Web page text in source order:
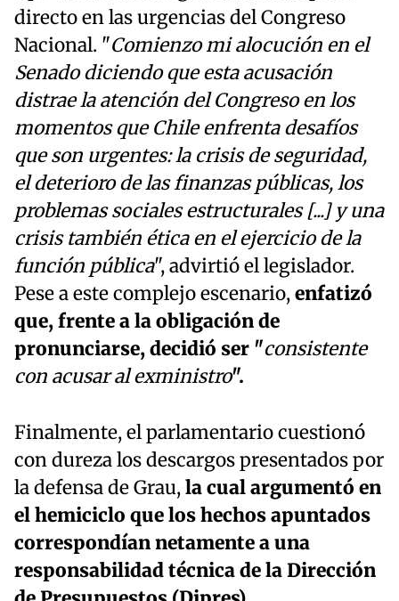
directo en las urgencias del Congreso
Nacional. "Comienzo mi alocución en el
Senado diciendo que esta acusación
distrae la atención del Congreso en los
momentos que Chile enfrenta desafíos
que son urgentes: la crisis de seguridad,
el deterioro de las finanzas públicas, los
problemas sociales estructurales [...] y una
crisis también ética en el ejercicio de la
función pública", advirtió el legislador.
Pese a este complejo escenario,enfatizó
que, frente a la obligación de
pronunciarse, decidió ser "consistente
con acusar al exministro".
Finalmente, el parlamentario cuestionó
con dureza los descargos presentados por
la defensa de Grau,la cual argumentó en
el hemiciclo que los hechos apuntados
correspondían netamente a una
responsabilidad técnica de la Dirección